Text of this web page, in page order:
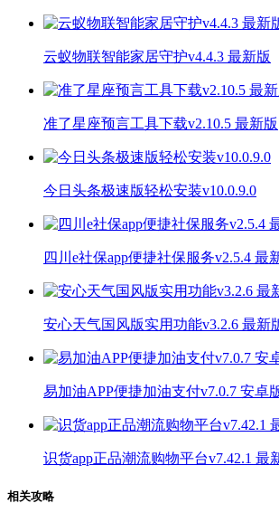
云蚁物联智能家居守护v4.4.3 最新版
准了星座预言工具下载v2.10.5 最新版
今日头条极速版轻松安装v10.0.9.0
四川e社保app便捷社保服务v2.5.4 最
安心天气国风版实用功能v3.2.6 最新
易加油APP便捷加油支付v7.0.7 安卓
识货app正品潮流购物平台v7.42.1 最
相关攻略